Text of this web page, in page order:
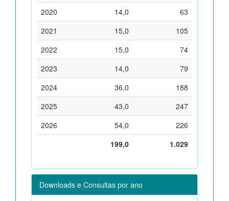
2020
14,0
63
2021
15,0
105
2022
15,0
74
2023
14,0
79
2024
36,0
188
2025
43,0
247
2026
54,0
226
199,0
1.029
Downloads e Consultas por ano